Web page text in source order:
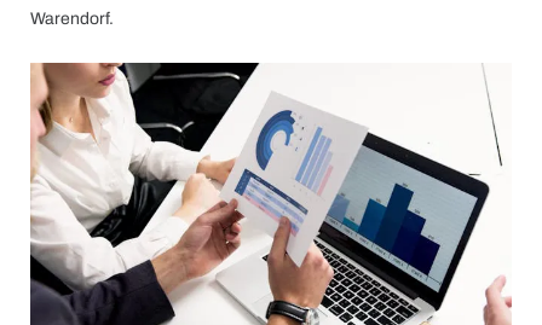
Warendorf.